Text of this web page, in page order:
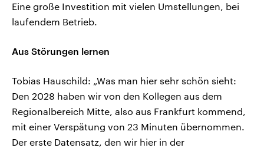
Eine große Investition mit vielen Umstellungen, bei
laufendem Betrieb.
Aus Störungen lernen
Tobias Hauschild: „Was man hier sehr schön sieht:
Den 2028 haben wir von den Kollegen aus dem
Regionalbereich Mitte, also aus Frankfurt kommend,
mit einer Verspätung von 23 Minuten übernommen.
Der erste Datensatz, den wir hier in der